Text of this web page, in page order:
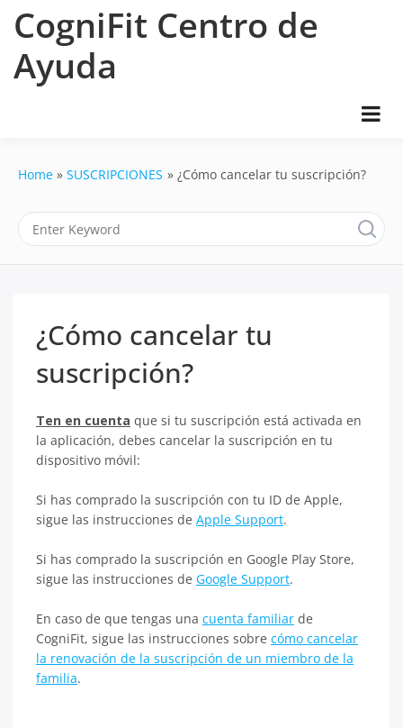
CogniFit Centro de
Ayuda
Home SUSCRIPCIONES ¿Cómo cancelar tu suscripción?
¿Cómo cancelar tu
suscripción?
Ten en cuenta que si tu suscripción está activada en
la aplicación, debes cancelar la suscripción en tu
dispositivo móvil:
Si has comprado la suscripción con tu ID de Apple,
sigue las instrucciones de Apple Support.
Si has comprado la suscripción en Google Play Store,
sigue las instrucciones de Google Support.
En caso de que tengas una cuenta familiar de
CogniFit, sigue las instrucciones sobre cómo cancelar
la renovación de la suscripción de un miembro de la
familia.